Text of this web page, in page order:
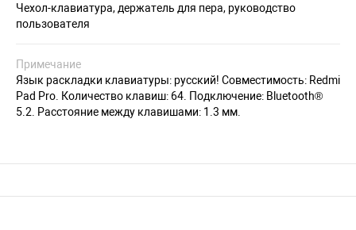
Чехол-клавиатура, держатель для пера, руководство
пользователя
Примечание
Язык раскладки клавиатуры: русский! Совместимость: Redmi
Pad Pro. Количество клавиш: 64. Подключение: Bluetooth®
5.2. Расстояние между клавишами: 1.3 мм.